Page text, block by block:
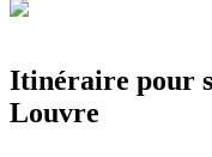
Itinéraire pour
Louvre